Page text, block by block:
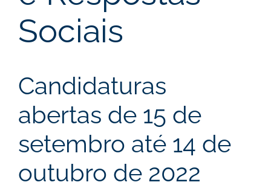
Sociais
Candidaturas
abertas de 15 de
setembro até 14 de
outubro de 2022